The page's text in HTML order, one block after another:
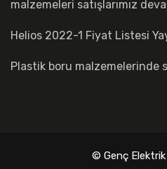
malzemeleri satışlarımız
Helios 2022-1 Fiyat Listesi
Plastik boru malzemelerinde
© Genç